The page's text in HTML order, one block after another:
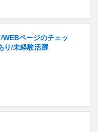
ページのチェッ
り/未経験活躍